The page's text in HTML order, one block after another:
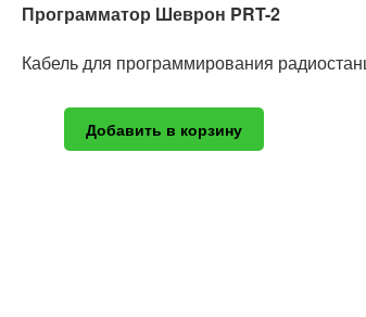
Программатор Шеврон PRT-2
Кабель для программирования
Добавить в корзину